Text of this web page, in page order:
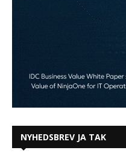
NYHEDSBREV JA TAK